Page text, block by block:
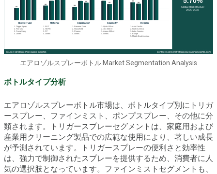
エアロゾルスプレーボトル Market Segmentation Analysis
ボトルタイプ分析
エアロゾルスプレーボトル市場は、ボトルタイプ別にトリガ
ースプレー、ファインミスト、ポンプスプレー、その他に分
類されます。トリガースプレーセグメントは、家庭用および
産業用クリーニング製品での広範な使用により、著しい成長
が予測されています。トリガースプレーの便利さと効率性
は、強力で制御されたスプレーを提供するため、消費者に人
気の選択肢となっています。ファインミストセグメントも、